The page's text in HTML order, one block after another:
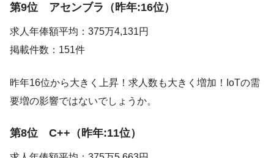
第9位 アセンブラ（昨年:16位）
求人年俸額平均：375万4,131円
掲載件数：151件
昨年16位から大きく上昇！求人数も大きく増加！IoTの需
要増の影響ではないでしょうか。
第8位 C++（昨年:11位）